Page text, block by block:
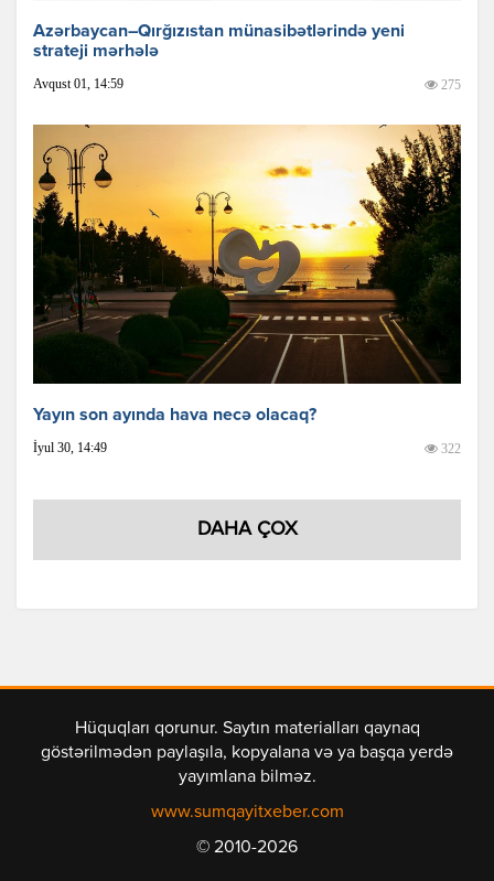
Azərbaycan–Qırğızıstan münasibətlərində yeni
strateji mərhələ
Avqust 01, 14:59 275
Yayın son ayında hava necə olacaq?
İyul 30, 14:49 322
DAHA ÇOX
Hüquqları qorunur. Saytın materialları qaynaq
göstərilmədən paylaşıla, kopyalana və ya başqa yerdə
yayımlana bilməz.
www.sumqayitxeber.com
© 2010-2026